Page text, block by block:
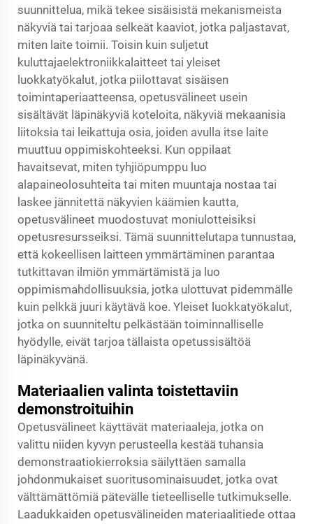
suunnittelua, mikä tekee sisäisistä mekanismeista
näkyviä tai tarjoaa selkeät kaaviot, jotka paljastavat,
miten laite toimii. Toisin kuin suljetut
kuluttajaelektroniikkalaitteet tai yleiset
luokkatyökalut, jotka piilottavat sisäisen
toimintaperiaatteensa, opetusvälineet usein
sisältävät läpinäkyviä koteloita, näkyviä mekaanisia
liitoksia tai leikattuja osia, joiden avulla itse laite
muuttuu oppimiskohteeksi. Kun oppilaat
havaitsevat, miten tyhjiöpumppu luo
alapaineolosuhteita tai miten muuntaja nostaa tai
laskee jännitettä näkyvien käämien kautta,
opetusvälineet muodostuvat moniulotteisiksi
opetusresursseiksi. Tämä suunnittelutapa tunnustaa,
että kokeellisen laitteen ymmärtäminen parantaa
tutkittavan ilmiön ymmärtämistä ja luo
oppimismahdollisuuksia, jotka ulottuvat pidemmälle
kuin pelkkä juuri käytävä koe. Yleiset luokkatyökalut,
jotka on suunniteltu pelkästään toiminnalliselle
hyödylle, eivät tarjoa tällaista opetussisältöä
läpinäkyvänä.
Materiaalien valinta toistettaviin
demonstroituihin
Opetusvälineet käyttävät materiaaleja, jotka on
valittu niiden kyvyn perusteella kestää tuhansia
demonstraatiokierroksia säilyttäen samalla
johdonmukaiset suoritusominaisuudet, jotka ovat
välttämättömiä pätevälle tieteelliselle tutkimukselle.
Laadukkaiden opetusvälineiden materiaalitiede ottaa